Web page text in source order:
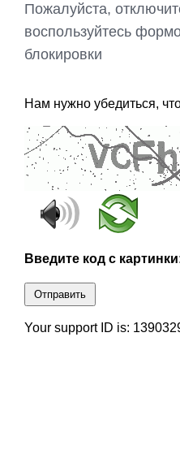
Пожалуйста,
воспользуйтесь
блокировки
Нам нужно убедиться,
Введите код с
Отправить
Your support ID is: